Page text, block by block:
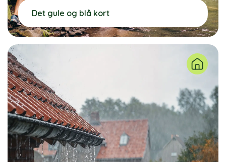
Det gule og blå kort